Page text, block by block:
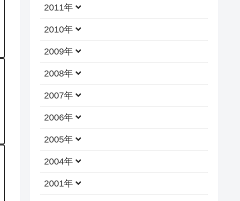
2011年
2010年
2009年
2008年
2007年
2006年
2005年
2004年
2001年